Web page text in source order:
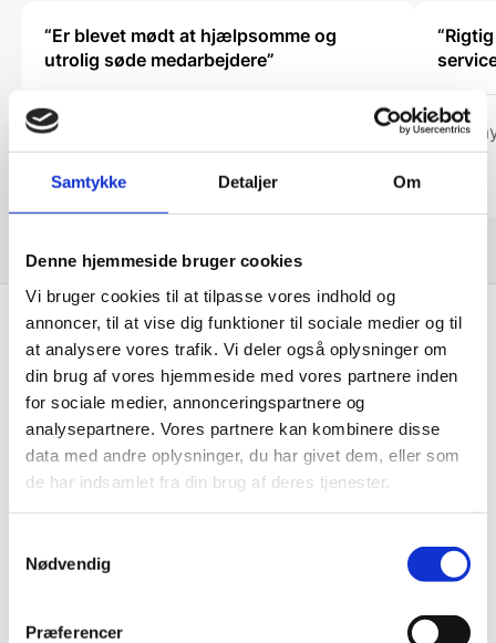
Samtykke Detaljer Om
Denne hjemmeside bruger cookies
Vi bruger cookies til at tilpasse vores indhold og
annoncer, til at vise dig funktioner til sociale medier og til
at analysere vores trafik. Vi deler også oplysninger om
din brug af vores hjemmeside med vores partnere inden
for sociale medier, annonceringspartnere og
analysepartnere. Vores partnere kan kombinere disse
data med andre oplysninger, du har givet dem, eller som
de har indsamlet fra din brug af deres tjenester.
Nødvendig
Præferencer
“Er blevet mødt at hjælpsomme og
utrolig søde medarbejdere”
Tina
Få de bedste tilbud først!
Husk at tilmelde dig vores nyhedsbrev og vær først
til de bedste tilbud. Og bare rolig, vi spammer dig
ikke, men sender kun relevante tilbud og
informationer til dig.